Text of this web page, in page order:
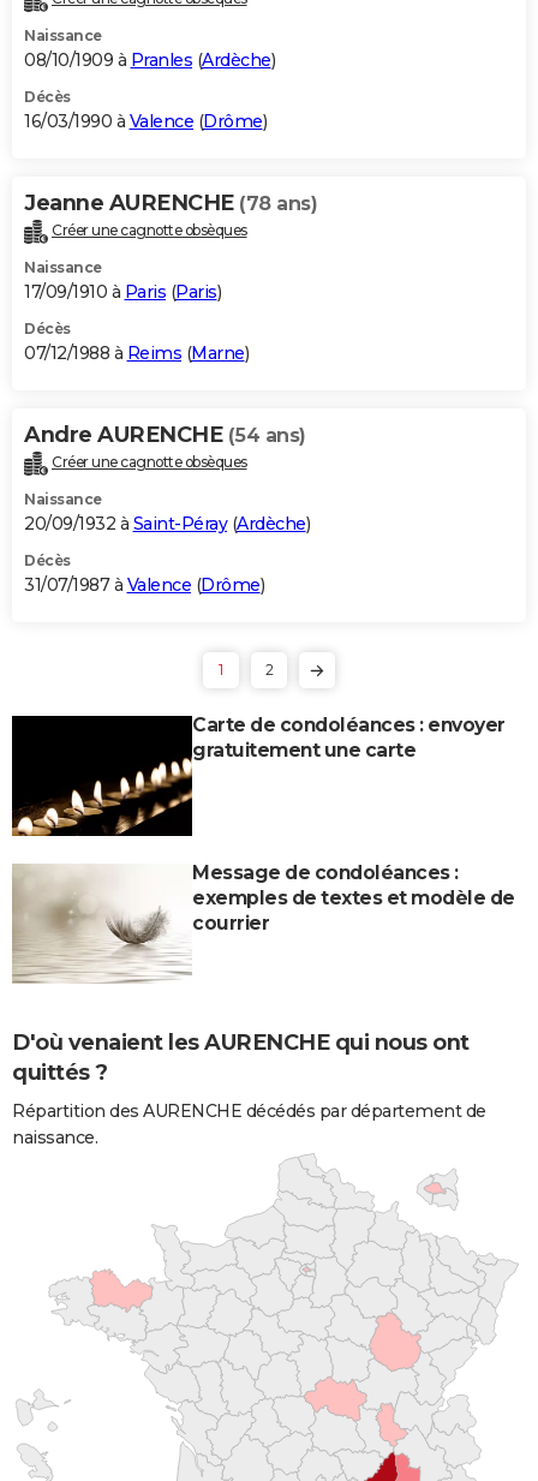
Naissance
08/10/1909 à Pranles (Ardèche)
Décès
16/03/1990 à Valence (Drôme)
Jeanne AURENCHE (78 ans)
Créer une cagnotte obsèques
Naissance
17/09/1910 à Paris (Paris)
Décès
07/12/1988 à Reims (Marne)
Andre AURENCHE (54 ans)
Créer une cagnotte obsèques
Naissance
20/09/1932 à Saint-Péray(Ardèche)
Décès
31/07/1987 à Valence (Drôme)
1 2
Carte de condoléances : envoyer
gratuitement une carte
Message de condoléances :
exemples de textes et modèle de
courrier
D'où venaient les AURENCHE qui nous ont
quittés ?
Répartition des AURENCHE décédés par département de
naissance.